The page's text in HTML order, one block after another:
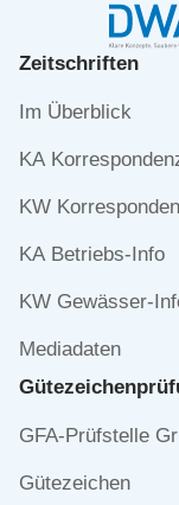
Zeitschriften
Navigation
Im Überblick
KA
KW
KA Betriebs-Info
KW Gewässer-
Mediadaten
Navigation
GFA-Prüfstelle
Gütezeichen